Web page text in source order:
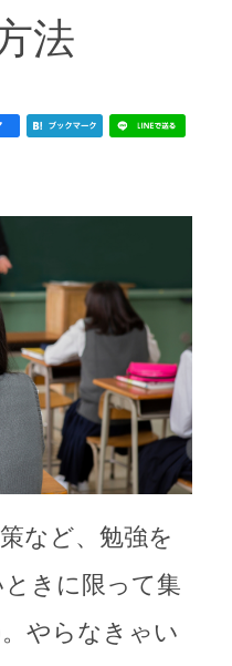
法
など、勉強を
きに限って集
やらなきゃい